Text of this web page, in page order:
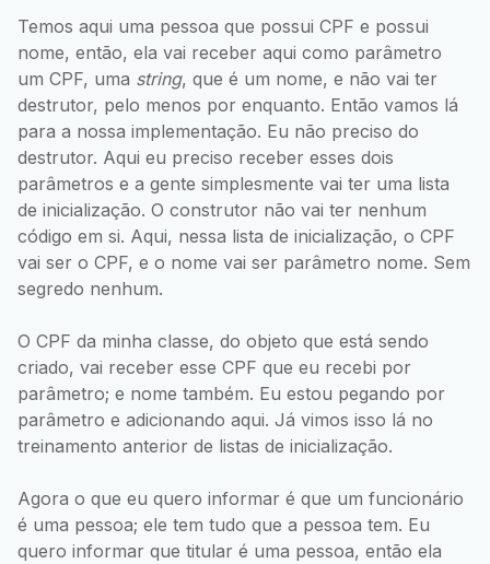
Temos aqui uma pessoa que possui CPF e possui
nome, então, ela vai receber aqui como parâmetro
um CPF, uma string, que é um nome, e não vai ter
destrutor, pelo menos por enquanto. Então vamos lá
para a nossa implementação. Eu não preciso do
destrutor. Aqui eu preciso receber esses dois
parâmetros e a gente simplesmente vai ter uma lista
de inicialização. O construtor não vai ter nenhum
código em si. Aqui, nessa lista de inicialização, o CPF
vai ser o CPF, e o nome vai ser parâmetro nome. Sem
segredo nenhum.
O CPF da minha classe, do objeto que está sendo
criado, vai receber esse CPF que eu recebi por
parâmetro; e nome também. Eu estou pegando por
parâmetro e adicionando aqui. Já vimos isso lá no
treinamento anterior de listas de inicialização.
Agora o que eu quero informar é que um funcionário
é uma pessoa; ele tem tudo que a pessoa tem. Eu
quero informar que titular é uma pessoa, então ela